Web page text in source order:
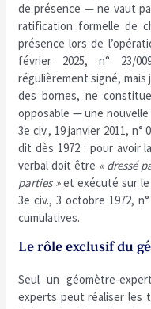
de présence — ne vaut
ratification formelle de
présence lors de
février 2025, n° 23/
régulièrement signé, mais
des bornes, ne
opposable — une nouvelle
3e civ., 19 janvier 2011, n°
dit dès 1972 : pour avoir
verbal doit être « dressé
parties »et exécuté sur le
3e civ., 3 octobre 1972,
cumulatives.
Le rôle exclusif du
Seul un géomètre-
experts peut réaliser les